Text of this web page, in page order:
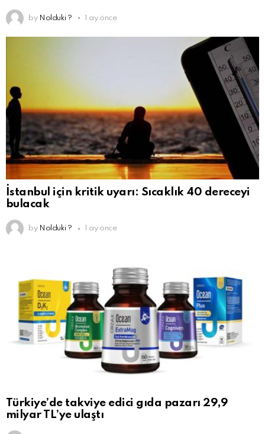
by Nolduki ? 1 ay önce
İstanbul için kritik uyarı: Sıcaklık 40 dereceyi
bulacak
by Nolduki ? 1 ay önce
Türkiye’de takviye edici gıda pazarı 29,9
milyar TL’ye ulaştı